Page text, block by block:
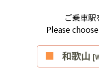
ご乗車
Please
■和歌山